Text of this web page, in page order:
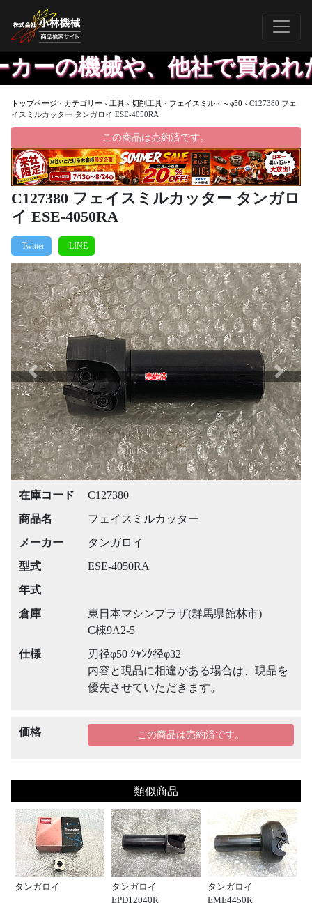
械や、他社で買われた機
トップページ › カテゴリー › 工具 › 切削工具 › フェイスミル › ～φ50 › C127380 フェ
イスミルカッター タンガロイ ESE-4050RA
この商品は売約済です。
C127380 フェイスミルカッター タンガロ
イ ESE-4050RA
売約済
Previous Next
在庫コード
C127380
商品名
フェイスミルカッター
メーカー
タンガロイ
型式
ESE-4050RA
年式
倉庫
東日本マシンプラザ(群馬県館林市)
C棟9A2-5
仕様
刃径φ50 ｼｬﾝｸ径φ32
内容と現品に相違がある場合は、現品を
優先させていただきます。
価格 この商品は売約済です。
類似商品
タンガロイ
タンガロイ
EPD12040R
タンガロイ
EME4450R